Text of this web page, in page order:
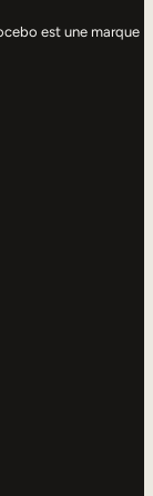
est une marque